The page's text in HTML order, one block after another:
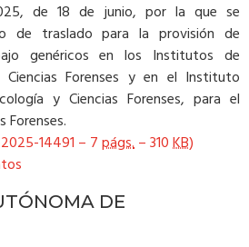
de 18 de junio, por la que se
de traslado para la provisión de
genéricos en los Institutos de
Forenses y en el Instituto
y Ciencias Forenses, para el
Forenses.
14491 – 7págs.– 310KB)
DE